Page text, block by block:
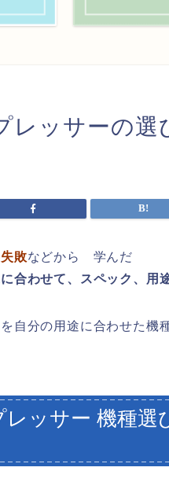
レッサーの選
敗などから 学んだ
合わせて、スペック、用
自分の用途に合わせた機
ッサー 機種選